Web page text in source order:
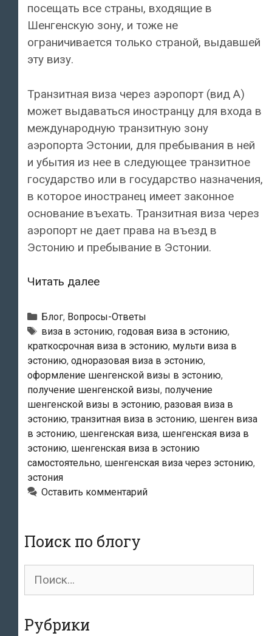
посещать все страны, входящие в
Шенгенскую зону, и тоже не
ограничивается только страной, выдавшей
эту визу.
Транзитная виза через аэропорт (вид А)
может выдаваться иностранцу для входа в
международную транзитную зону
аэропорта Эстонии, для пребывания в ней
и убытия из нее в следующее транзитное
государство или в государство назначения,
в которое иностранец имеет законное
основание въехать. Транзитная виза через
аэропорт не дает права на въезд в
Эстонию и пребывание в Эстонии.
Читать далееКакие
виды
шенгенской
визы?
Рубрики
Блог, Вопросы-Ответы
Метки
виза в эстонию, годовая виза в эстонию,
краткосрочная виза в эстонию, мульти виза в
эстонию, одноразовая виза в эстонию,
оформление шенгенской визы в эстонию,
получение шенгенской визы, получение
шенгенской визы в эстонию, разовая виза в
эстонию,транзитная виза в эстонию, шенген виза
в эстонию, шенгенская виза, шенгенская виза в
эстонию, шенгенская виза в эстонию
самостоятельно, шенгенская виза через эстонию,
эстония
Оставить комментарий
Поиск по блогу
Поиск
Рубрики